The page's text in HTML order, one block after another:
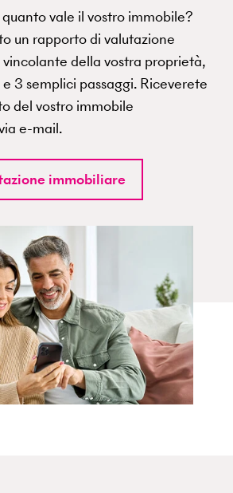
vale il vostro immobile?
un rapporto di valutazione
della vostra proprietà,
3 semplici passaggi. Riceverete
del vostro immobile
e-mail.
immobiliare